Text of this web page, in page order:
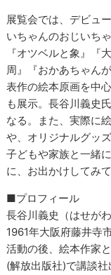
展覧会では、デビュ
いちゃんのおじいち
『オツベルと象』『
周』『おかあちゃん
表作の絵本原画を中
も展示。長谷川義史
なる。また、実際に
や、オリジナルグッ
子どもや家族と一緒
に、お出かけしてみ
■プロフィール
長谷川義史（はせがわ
1961年大阪府藤井寺
活動の後、絵本作家
(解放出版社)で講談